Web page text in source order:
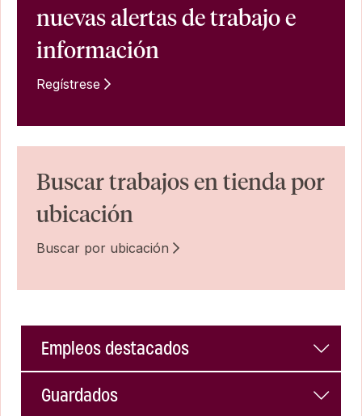
nuevas alertas de trabajo e
información
Regístrese
Buscar trabajos en tienda por
ubicación
Buscar por ubicación
Empleos destacados
Guardados